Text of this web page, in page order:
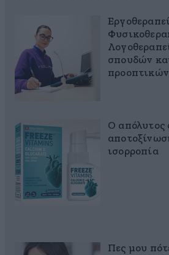
σπουδών
προοπτικών
Ο απόλυτος
ισορροπία
Πες μου